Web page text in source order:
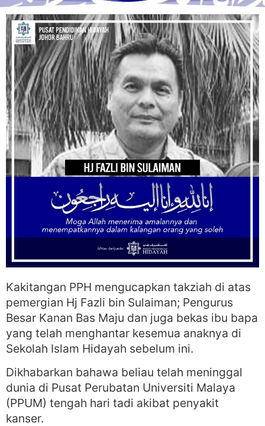
Kakitangan PPH mengucapkan takziah di atas
pemergian Hj Fazli bin Sulaiman; Pengurus
Besar Kanan Bas Maju dan juga bekas ibu bapa
yang telah menghantar kesemua anaknya di
Sekolah Islam Hidayah sebelum ini.
Dikhabarkan bahawa beliau telah meninggal
dunia di Pusat Perubatan Universiti Malaya
(PPUM) tengah hari tadi akibat penyakit
kanser.